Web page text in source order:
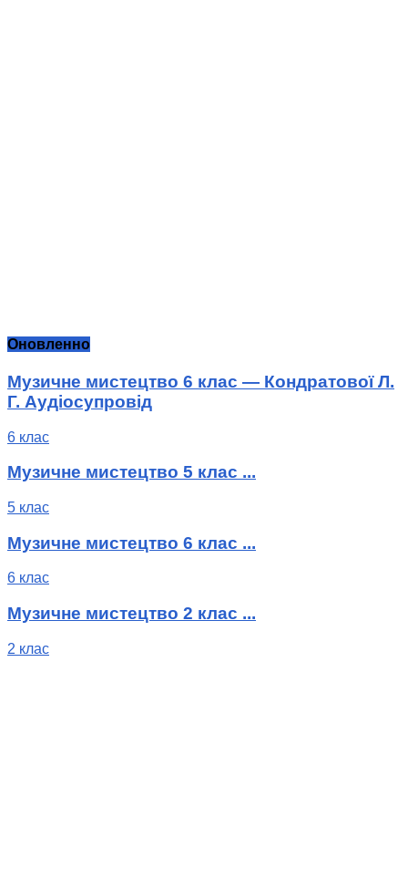
Оновленно
Музичне мистецтво 6 клас — Кондратової Л.
Г. Аудіосупровід
6 клас
Музичне мистецтво 5 клас ...
5 клас
Музичне мистецтво 6 клас ...
6 клас
Музичне мистецтво 2 клас ...
2 клас